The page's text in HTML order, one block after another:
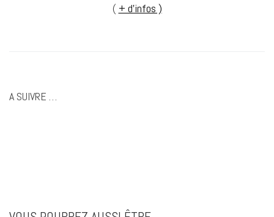
( + d’infos )
A SUIVRE …